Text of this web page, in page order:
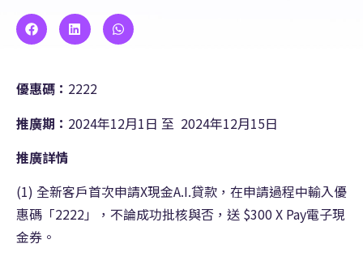
優惠碼： 2222
推廣期： 2024年12月1日 至 2024年12月15日
推廣詳情
(1) 全新客戶首次申請X現金A.I.貸款，在申請過程中輸入優
惠碼「2222」，不論成功批核與否，送 $300 X Pay電子現
金券。